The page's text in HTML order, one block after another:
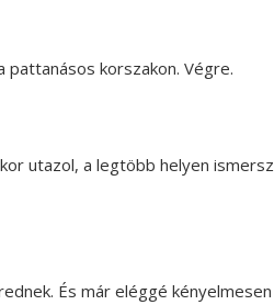
pattanásos korszakon. Végre.
utazol, a legtöbb helyen ismersz
És már eléggé kényelmesen